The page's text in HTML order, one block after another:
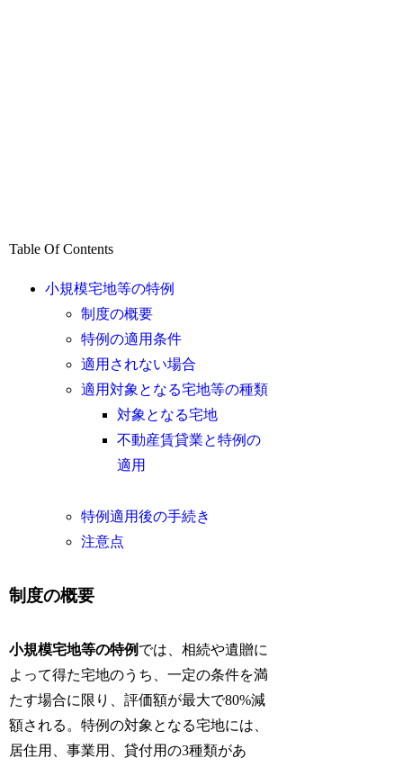
Table Of Contents
小規模宅地等の特例
制度の概要
特例の適用条件
適用されない場合
適用対象となる宅地等の種類
対象となる宅地
不動産賃貸業と特例の
適用
特例適用後の手続き
注意点
制度の概要
小規模宅地等の特例 では、相続や遺贈に
よって得た宅地のうち、一定の条件を満
たす場合に限り、評価額が最大で80%減
額される。特例の対象となる宅地には、
居住用、事業用、貸付用の3種類があ